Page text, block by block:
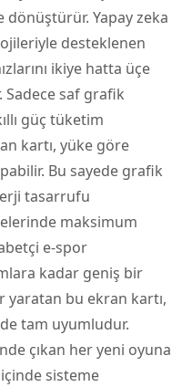
dönüştürür. Yapay zeka
desteklenen
ikiye hatta üçe
Sadece saf grafik
güç tüketim
kartı, yüke göre
Bu sayede grafik
tasarrufu
maksimum
e-spor
kadar geniş bir
bu ekran kartı,
tam uyumludur.
çıkan her yeni oyuna
sisteme